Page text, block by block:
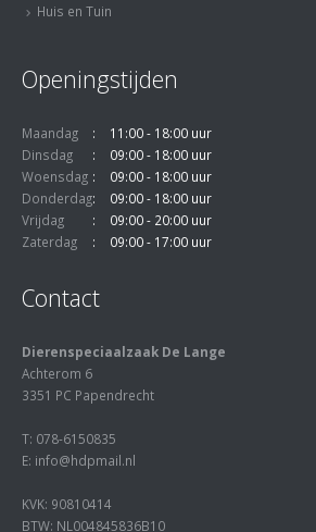
Huis en Tuin
Openingstijden
Maandag
11:00 - 18:00 uur
Dinsdag
09:00 - 18:00 uur
Woensdag
09:00 - 18:00 uur
Donderdag
09:00 - 18:00 uur
Vrijdag
09:00 - 20:00 uur
Zaterdag
09:00 - 17:00 uur
Contact
Dierenspeciaalzaak De Lange
Achterom 6
3351 PC Papendrecht
T: 078-6150835
E: info@hdpmail.nl
KVK: 90810414
BTW: NL004845836B10